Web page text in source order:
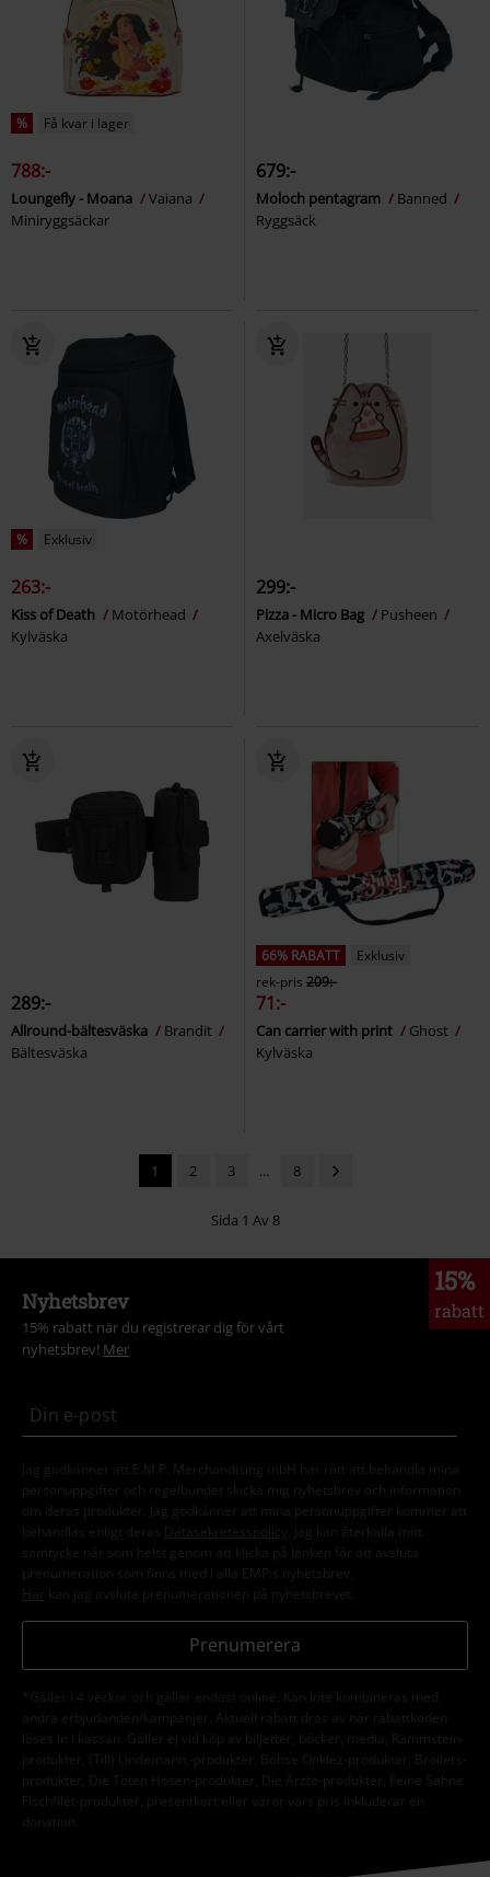
% Få kvar i lager
788:-
Loungefly - Moana
Vaiana
Miniryggsäckar
679:-
Moloch pentagram
Banned
Ryggsäck
% Exklusiv
263:-
Kiss of Death
Motörhead
Kylväska
299:-
Pizza - Micro Bag
Pusheen
Axelväska
289:-
Allround-bältesväska
Brandit
Bältesväska
66% RABATT
Exklusiv
rek-pris 209:-
71:-
Can carrier with print
Ghost
Kylväska
1 2 3 ... 8
Sida 1 Av 8
15%
rabatt
Nyhetsbrev
15% rabatt när du registrerar dig för vårt
nyhetsbrev! Mer
Jag godkänner att E.M.P. Merchandising mbH har rätt att behandla mina
personuppgifter och regelbundet skicka mig nyhetsbrev och information
om deras produkter. Jag godkänner att mina personuppgifter kommer att
behandlas enligt deras
Datasekretesspolicy
. Jag kan återkalla mitt
samtycke när som helst genom att klicka på länken för att avsluta
prenumeration som finns med i alla EMP:s nyhetsbrev.
Här kan jag avsluta prenumerationen på nyhetsbrevet.
Prenumerera
*Gäller i 4 veckor och gäller endast online. Kan inte kombineras med
andra erbjudanden/kampanjer. Aktuell rabatt dras av när rabattkoden
löses in i kassan. Gäller ej vid köp av biljetter, böcker, media, Rammstein-
produkter, (Till) Lindemann,-produkter, Böhse Onklez-produkter, Broilers-
produkter, Die Toten Hosen-produkter, Die Ärzte-produkter, Feine Sahne
Fischfilet-produkter, presentkort eller varor vars pris inkluderar en
donation.